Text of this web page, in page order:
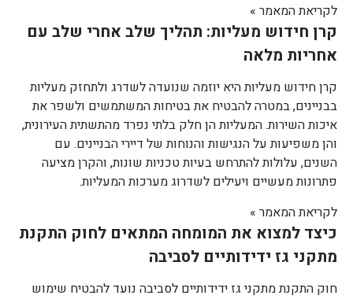
לקריאת המאמר »
קרן חידוש מעליות: תהליך שלב אחרי שלב עם
אחריות מלאה
קרן חידוש מעליות היא יוזמה שנועדה לשדרג ולתחזק מעליות
בבניינים, במטרה להבטיח את בטיחות המשתמשים ולשפר את
איכות השירות. המעליות הן חלק בלתי נפרד מהתשתית העירונית,
והן משפיעות על הנגישות והנוחות של דיירי הבניינים. עם
השנים, עלולות להתרחש בעיות טכניות שונות, והקרן מציעה
פתרונות מעשיים ויעילים לשדרוג מערכות המעליות.
לקריאת המאמר »
כיצד למצוא את המומחה המתאים לחוק התקנת
מתקני גז ידידותיים לסביבה
חוק התקנת מתקני גז ידידותיים לסביבה נועד להבטיח שימוש